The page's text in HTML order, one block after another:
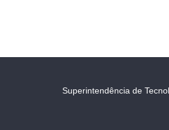
Superintendência de